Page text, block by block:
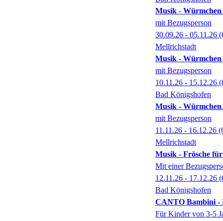
Musik - Würmchen
mit Bezugsperson
30.09.26 - 05.11.26
Mellrichstadt
Musik - Würmchen
mit Bezugsperson
10.11.26 - 15.12.26
Bad Königshofen
Musik - Würmchen
mit Bezugsperson
11.11.26 - 16.12.26
Mellrichstadt
Musik - Frösche
Mit einer
12.11.26 - 17.12.26
Bad Königshofen
CANTO Bambini -
Für Kinder von 3-5